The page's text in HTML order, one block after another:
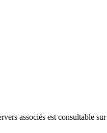
associés est consultable sur